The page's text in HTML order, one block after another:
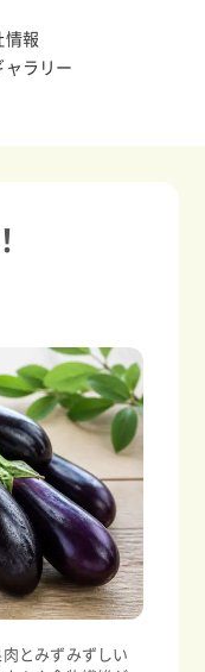
情報
ャラリー
とみずみずしい